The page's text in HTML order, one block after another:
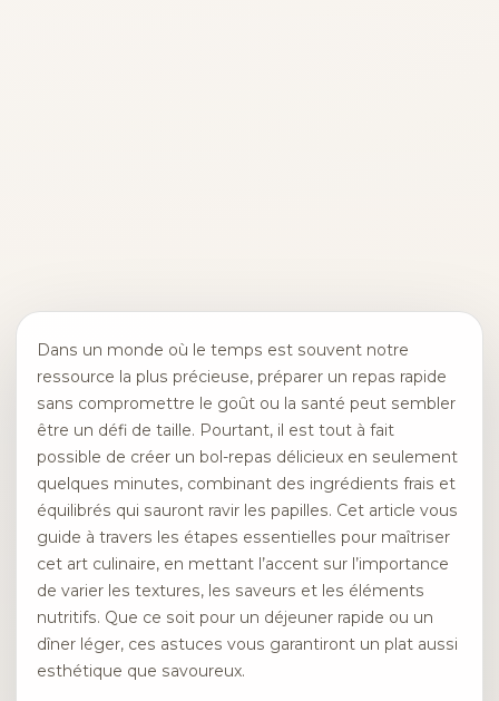
Dans un monde où le temps est souvent notre
ressource la plus précieuse, préparer un repas rapide
sans compromettre le goût ou la santé peut sembler
être un défi de taille. Pourtant, il est tout à fait
possible de créer un bol-repas délicieux en seulement
quelques minutes, combinant des ingrédients frais et
équilibrés qui sauront ravir les papilles. Cet article vous
guide à travers les étapes essentielles pour maîtriser
cet art culinaire, en mettant l’accent sur l’importance
de varier les textures, les saveurs et les éléments
nutritifs. Que ce soit pour un déjeuner rapide ou un
dîner léger, ces astuces vous garantiront un plat aussi
esthétique que savoureux.